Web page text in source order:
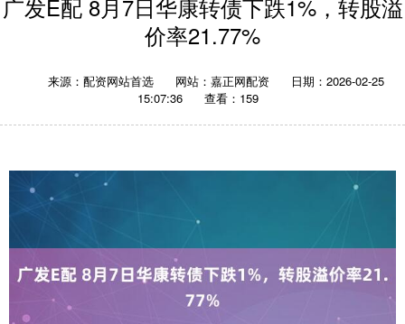
广发E配 8月7日华康转债下跌1%，转股溢
价率21.77%
来源：配资网站首选 网站：嘉正网配资
日期：2026-02-25
15:07:36
查看：159